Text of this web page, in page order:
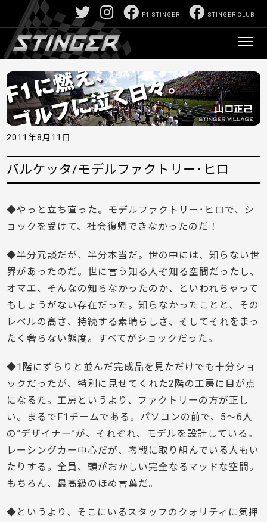
STINGER CLUB
F1 STINGER
2011年8月11日
バルケッタ/モデルファクトリー･ヒロ
◆やっと立ち直った。モデルファクトリー･ヒロで、シ
ョックを受けて、社会復帰できなかったのだ！
◆半分冗談だが、半分本当だ。世の中には、知らない世
界があったのだ。世に言う知る人ぞ知る空間だったし、
オマエ、そんなの知らなかったのか、といわれちゃって
もしょうがない存在だった。知らなかったことと、その
レベルの高さ、持続する素晴らしさ、そしてそれをまっ
たく奢らない態度。すべてがショックだった。
◆1階にずらりと並んだ完成品を見ただけでも十分ショ
ックだったが、特別に見せてくれた2階の工房に目が点
になるた。工房というより、ファクトリーの方が正し
い。まるでF1チームである。パソコンの前で、5～6人
の”デザイナー”が、それぞれ、モデルを設計している。
レーシングカー中心だが、零戦に取り組んでいる人もい
たりする。全員、頭がおかしい完全なるマッドな空間。
もちろん、最高級のほめ言葉だ。
◆というより、そこにいるスタッフのクォリティに気押